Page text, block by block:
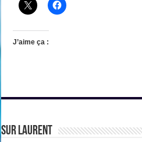
J’aime ça :
sur Laurent